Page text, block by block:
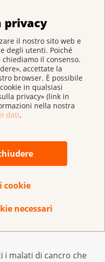
privacy
il nostro sito web e
degli utenti. Poiché
il consenso.
accettate la
browser. È possibile
in qualsiasi
privacy» (link in
nella nostra
dati.
cookie
necessari
Lega contro il
amministrativo che,
come malati
i grandi
ci ha costretto a
Vaud ha
di
a Gland.
per il futuro?
con la mia famiglia
i malati di cancro che